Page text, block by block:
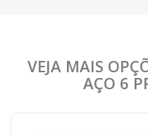
VEJA MAIS
AÇO 6